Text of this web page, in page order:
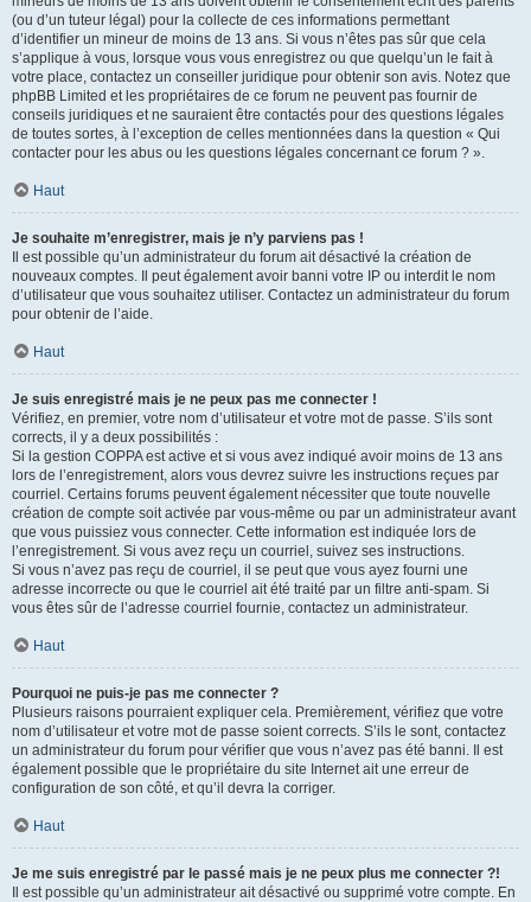
(ou d’un tuteur légal) pour la collecte de ces informations permettant
d’identifier un mineur de moins de 13 ans. Si vous n’êtes pas sûr que cela
s’applique à vous, lorsque vous vous enregistrez ou que quelqu’un le fait à
votre place, contactez un conseiller juridique pour obtenir son avis. Notez que
phpBB Limited et les propriétaires de ce forum ne peuvent pas fournir de
conseils juridiques et ne sauraient être contactés pour des questions légales
de toutes sortes, à l’exception de celles mentionnées dans la question « Qui
contacter pour les abus ou les questions légales concernant ce forum ? ».
Haut
Je souhaite m’enregistrer, mais je n’y parviens pas !
Il est possible qu’un administrateur du forum ait désactivé la création de
nouveaux comptes. Il peut également avoir banni votre IP ou interdit le nom
d’utilisateur que vous souhaitez utiliser. Contactez un administrateur du forum
pour obtenir de l’aide.
Haut
Je suis enregistré mais je ne peux pas me connecter !
Vérifiez, en premier, votre nom d’utilisateur et votre mot de passe. S’ils sont
corrects, il y a deux possibilités :
Si la gestion COPPA est active et si vous avez indiqué avoir moins de 13 ans
lors de l’enregistrement, alors vous devrez suivre les instructions reçues par
courriel. Certains forums peuvent également nécessiter que toute nouvelle
création de compte soit activée par vous-même ou par un administrateur avant
que vous puissiez vous connecter. Cette information est indiquée lors de
l’enregistrement. Si vous avez reçu un courriel, suivez ses instructions.
Si vous n’avez pas reçu de courriel, il se peut que vous ayez fourni une
adresse incorrecte ou que le courriel ait été traité par un filtre anti-spam. Si
vous êtes sûr de l’adresse courriel fournie, contactez un administrateur.
Haut
Pourquoi ne puis-je pas me connecter ?
Plusieurs raisons pourraient expliquer cela. Premièrement, vérifiez que votre
nom d’utilisateur et votre mot de passe soient corrects. S’ils le sont, contactez
un administrateur du forum pour vérifier que vous n’avez pas été banni. Il est
également possible que le propriétaire du site Internet ait une erreur de
configuration de son côté, et qu’il devra la corriger.
Haut
Je me suis enregistré par le passé mais je ne peux plus me connecter ?!
Il est possible qu’un administrateur ait désactivé ou supprimé votre compte. En